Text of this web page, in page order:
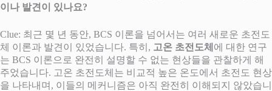
이나 발견이 있나요?
Clue: 최근 몇 년 동안, BCS 이론을 넘어서는 여러 새로운 초전도
체 이론과 발견이 있었습니다. 특히, 고온 초전도체 에 대한 연구
는 BCS 이론으로 완전히 설명할 수 없는 현상들을 관찰하게 해
주었습니다. 고온 초전도체는 비교적 높은 온도에서 초전도 현상
을 나타내며, 이들의 메커니즘은 아직 완전히 이해되지 않았습니